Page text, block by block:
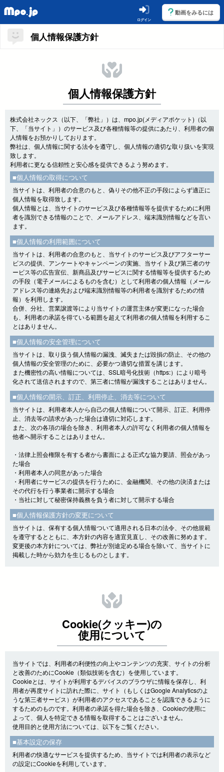
ログイン
動画をみるには
個人情報保護方針
個人情報保護方針
株式会社ネックス（以下、「弊社」）は、mpo.jp(メディアポケット)（以
下、「当サイト」）のサービス及び各種情報等の提供にあたり、利用者の個
人情報をお預かりしております。
弊社は、個人情報に関する法令を遵守し、個人情報の適切な取り扱いを実現
致します。
利用者に更なる信頼性と安心感を提供できるよう努めます。
■個人情報の取得について
当サイトは、利用者の合意のもと、偽りその他不正の手段によらず適正に
個人情報を取得致します。
個人情報とは、当サイトのサービス及び各種情報等を提供するために利用
者を識別できる情報のことで、メールアドレス、端末識別情報などを言い
ます。
■個人情報の利用範囲について
当サイトは、利用者の合意のもと、当サイトのサービス及びアフターサー
ビスの提供、アンケートやキャンペーンの実施、当サイト及び第三者のサ
ービス等の広告宣伝、新商品及びサービスに関する情報等を提供するため
の手段（電子メールによるものを含む）として利用者の個人情報（メール
アドレス等の連絡先および端末識別情報等の利用者を識別するための情
報）を利用します。
合併、分社、営業譲渡等により当サイトの運営主体が変更になった場合
も、利用者の承諾を得ている範囲を超えて利用者の個人情報を利用するこ
とはありません。
■個人情報の安全管理について
当サイトは、取り扱う個人情報の漏洩、滅失または毀損の防止、その他の
個人情報の安全管理のために、必要かつ適切な措置を講じます。
また機密性の高い情報については、SSL暗号化技術（https:）により暗号
化されて送信されますので、第三者に情報が漏洩することはありません。
■個人情報の開示、訂正、利用停止、消去等について
当サイトは、利用者本人から自己の個人情報について開示、訂正、利用停
止、消去等の請求があった場合は適切に対応します。
また、次の各項の場合を除き、利用者本人の許可なく利用者の個人情報を
他者へ開示することはありません。
・法律上照会権限を有する者から書面による正式な協力要請、照会があっ
た場合
・利用者本人の同意があった場合
・利用者にサービスの提供を行うために、金融機関、その他の決済または
その代行を行う事業者に開示する場合
・当社に対して秘密保持義務を負う者に対して開示する場合
■個人情報保護方針の変更について
当サイトは、保有する個人情報ついて適用される日本の法令、その他規範
を遵守するとともに、本方針の内容を適宜見直し、その改善に努めます。
変更後の本方針については、弊社が別途定める場合を除いて、当サイトに
掲載した時から効力を生じるものとします。
Cookie(クッキー)の
使用について
当サイトでは、利用者の利便性の向上やコンテンツの充実、サイトの分析
と改善のためにCookie（類似技術を含む）を使用しています。
Cookieとは、サイトが利用するデバイスのブラウザに情報を保存し、利
用者が再度サイトに訪れた際に、サイト（もしくはGoogle Analyticsのよ
うな第三者サービス）が利用者のアクセスであることを認識できるように
するためのものです。利用者の承諾を得た場合を除き、Cookieの使用に
よって、個人を特定できる情報を取得することはございません。
使用目的と使用方法については、以下をご覧ください。
■基本設定の保存
利用者の快適なサービスを提供するため、当サイトでは利用者の表示など
の設定にCookieを利用しています。